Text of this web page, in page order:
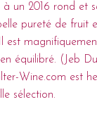
un 2016 rond et
pureté de fruit
est
équilibré. (Jeb
Wine.com est
sélection.